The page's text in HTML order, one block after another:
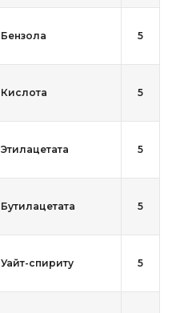
Бензола 5
Кислота 5
Этилацетата 5
Бутилацетата 5
Уайт-спириту 5